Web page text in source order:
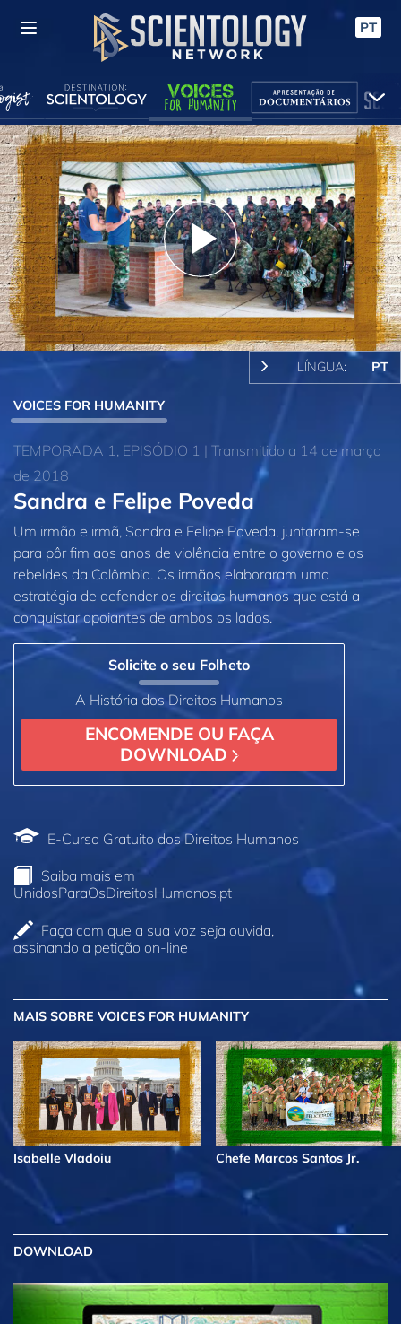
PT
Play
Video
LÍNGUA: PT
VOICES FOR HUMANITY
TEMPORADA 1, EPISÓDIO 1 | Transmitido a 14 de março
de 2018
Sandra e Felipe Poveda
Um irmão e irmã, Sandra e Felipe Poveda, juntaram‑se
para pôr fim aos anos de violência entre o governo e os
rebeldes da Colômbia. Os irmãos elaboraram uma
estratégia de defender os direitos humanos que está a
conquistar apoiantes de ambos os lados.
Solicite o seu Folheto
A História dos Direitos Humanos
ENCOMENDE OU FAÇA
DOWNLOAD
E‑Curso Gratuito dos Direitos Humanos
Saiba mais em
UnidosParaOsDireitosHumanos.pt
Faça com que a sua voz seja ouvida,
assinando a petição on‑line
MAIS SOBRE VOICES FOR HUMANITY
Isabelle Vladoiu Chefe Marcos Santos Jr.
DOWNLOAD